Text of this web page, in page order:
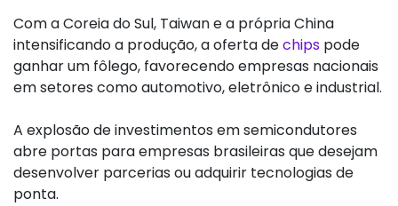
Com a Coreia do Sul, Taiwan e a própria China
intensificando a produção, a oferta dechips pode
ganhar um fôlego, favorecendo empresas nacionais
em setores como automotivo, eletrônico e industrial.
A explosão de investimentos em semicondutores
abre portas para empresas brasileiras que desejam
desenvolver parcerias ou adquirir tecnologias de
ponta.